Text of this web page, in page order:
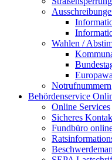
Wahlen /
Notrufnummern
Behördenservice
Online Services
Sicheres
Fundbüro